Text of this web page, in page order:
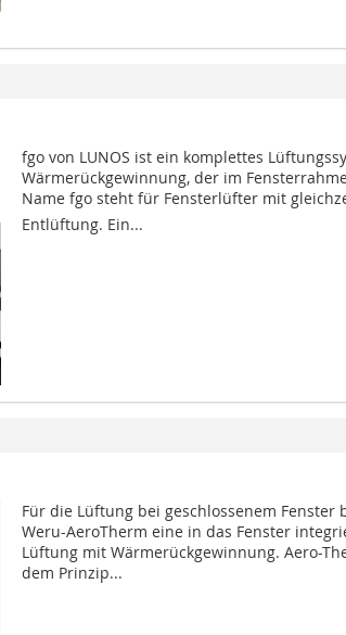
fgo von LUNOS ist ein komplettes
Wärmerückgewinnung, der im
Name fgo steht für Fensterlüfter mit
Entlüftung. Ein...
Für die Lüftung bei geschlossenem
Weru-AeroTherm eine in das Fenster
Lüftung mit Wärmerückgewinnung. Aero-
dem Prinzip...